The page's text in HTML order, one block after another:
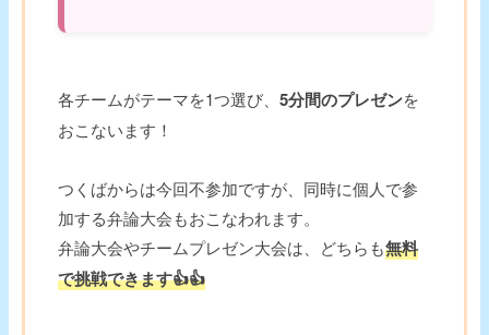
各チームがテーマを1つ選び、 5分間のプレゼンを
おこないます！
つくばからは今回不参加ですが、同時に個人で参
加する弁論大会もおこなわれます。
弁論大会やチームプレゼン大会は、どちらも無料
で挑戦できます👍👍